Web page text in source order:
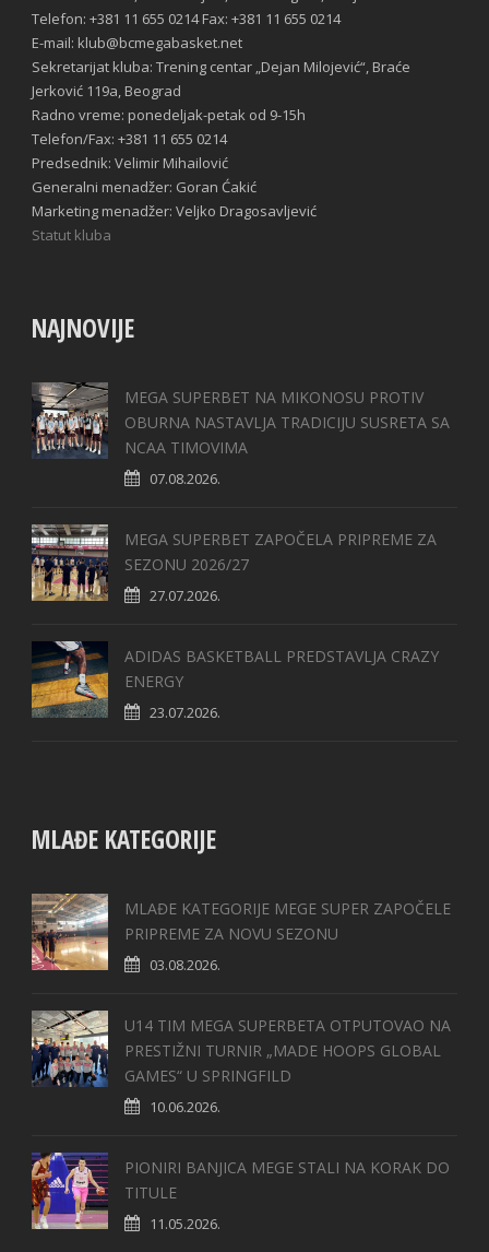
Telefon: +381 11 655 0214 Fax: +381 11 655 0214
E-mail: klub@bcmegabasket.net
Sekretarijat kluba: Trening centar „Dejan Milojević“, Braće
Jerković 119a, Beograd
Radno vreme: ponedeljak-petak od 9-15h
Telefon/Fax: +381 11 655 0214
Predsednik: Velimir Mihailović
Generalni menadžer: Goran Ćakić
Marketing menadžer: Veljko Dragosavljević
Statut kluba
NAJNOVIJE
MEGA SUPERBET NA MIKONOSU PROTIV
OBURNA NASTAVLJA TRADICIJU SUSRETA SA
NCAA TIMOVIMA
07.08.2026.
MEGA SUPERBET ZAPOČELA PRIPREME ZA
SEZONU 2026/27
27.07.2026.
ADIDAS BASKETBALL PREDSTAVLJA CRAZY
ENERGY
23.07.2026.
MLAĐE KATEGORIJE
MLAĐE KATEGORIJE MEGE SUPER ZAPOČELE
PRIPREME ZA NOVU SEZONU
03.08.2026.
U14 TIM MEGA SUPERBETA OTPUTOVAO NA
PRESTIŽNI TURNIR „MADE HOOPS GLOBAL
GAMES“ U SPRINGFILD
10.06.2026.
PIONIRI BANJICA MEGE STALI NA KORAK DO
TITULE
11.05.2026.